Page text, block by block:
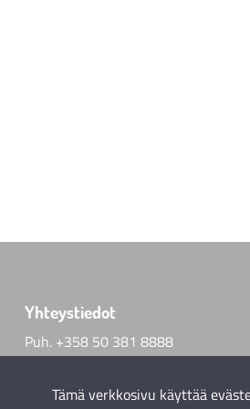
Yhteystiedot
Puh. +358 50 381 8888
helmimaailma@helmimaailma.com
Tämä verkkosivu käyttää